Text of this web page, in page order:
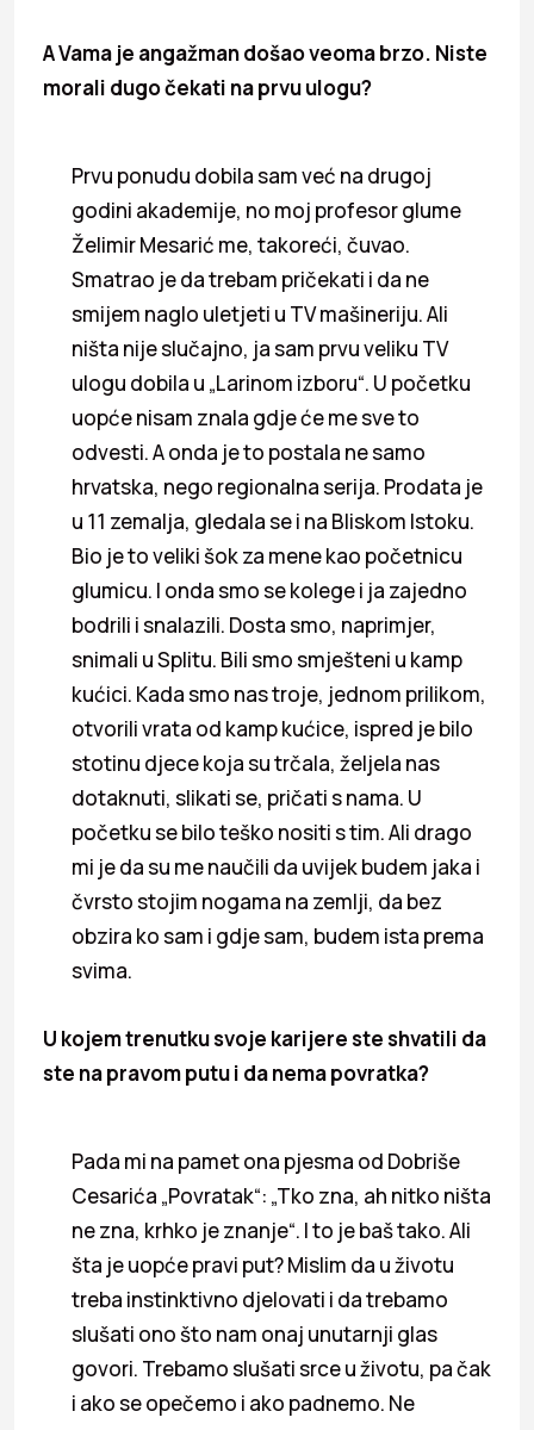
A Vama je angažman došao veoma brzo. Niste
morali dugo čekati na prvu ulogu?
Prvu ponudu dobila sam već na drugoj
godini akademije, no moj profesor glume
Želimir Mesarić me, takoreći, čuvao.
Smatrao je da trebam pričekati i da ne
smijem naglo uletjeti u TV mašineriju. Ali
ništa nije slučajno, ja sam prvu veliku TV
ulogu dobila u „Larinom izboru“. U početku
uopće nisam znala gdje će me sve to
odvesti. A onda je to postala ne samo
hrvatska, nego regionalna serija. Prodata je
u 11 zemalja, gledala se i na Bliskom Istoku.
Bio je to veliki šok za mene kao početnicu
glumicu. I onda smo se kolege i ja zajedno
bodrili i snalazili. Dosta smo, naprimjer,
snimali u Splitu. Bili smo smješteni u kamp
kućici. Kada smo nas troje, jednom prilikom,
otvorili vrata od kamp kućice, ispred je bilo
stotinu djece koja su trčala, željela nas
dotaknuti, slikati se, pričati s nama. U
početku se bilo teško nositi s tim. Ali drago
mi je da su me naučili da uvijek budem jaka i
čvrsto stojim nogama na zemlji, da bez
obzira ko sam i gdje sam, budem ista prema
svima.
U kojem trenutku svoje karijere ste shvatili da
ste na pravom putu i da nema povratka?
Pada mi na pamet ona pjesma od Dobriše
Cesarića „Povratak“: „Tko zna, ah nitko ništa
ne zna, krhko je znanje“. I to je baš tako. Ali
šta je uopće pravi put? Mislim da u životu
treba instinktivno djelovati i da trebamo
slušati ono što nam onaj unutarnji glas
govori. Trebamo slušati srce u životu, pa čak
i ako se opečemo i ako padnemo. Ne